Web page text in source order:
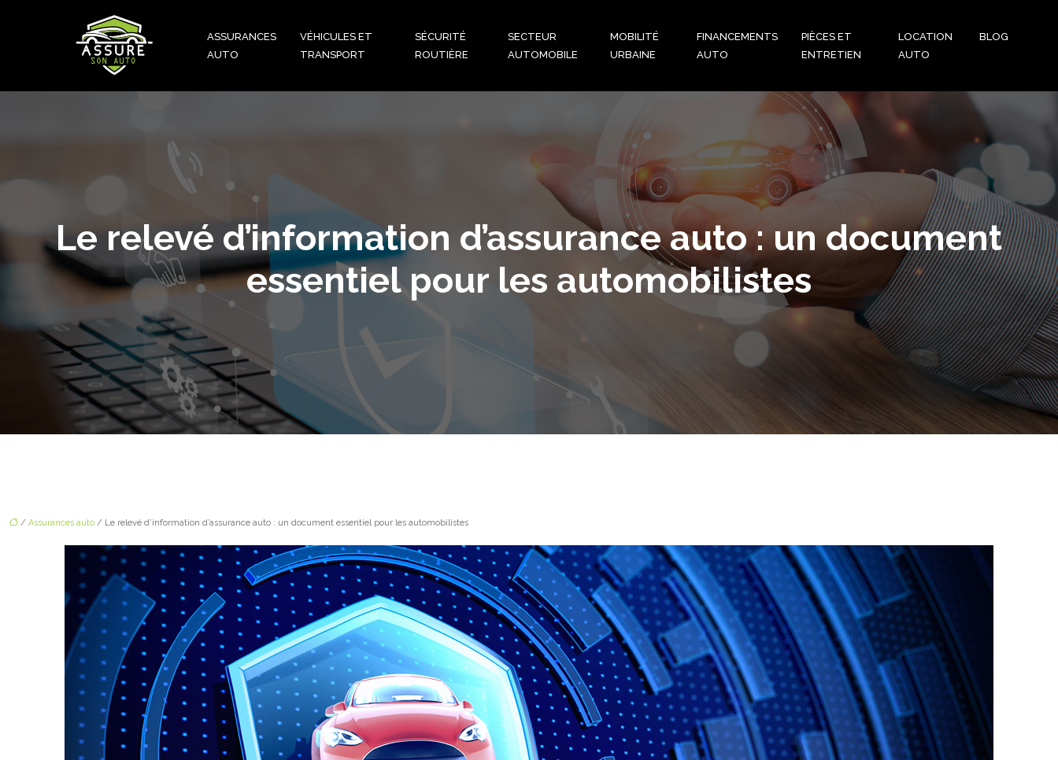
ASSURANCES
AUTO
VÉHICULES ET
TRANSPORT
SÉCURITÉ
ROUTIÈRE
SECTEUR
AUTOMOBILE
MOBILITÉ
URBAINE
FINANCEMENTS
AUTO
PIÈCES ET
ENTRETIEN
LOCATION
AUTO
BLOG
Le relevé d’information d’assurance auto : un document
essentiel pour les automobilistes
/ Assurances auto / Le relevé d’information d’assurance auto : un document essentiel pour les automobilistes